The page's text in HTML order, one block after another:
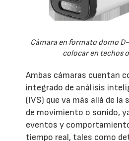
Cámara en formato domo
colocar en techos
Ambas cámaras cuentan
integrado de análisis
(IVS) que va más allá de la
de movimiento o sonido,
eventos y
tiempo real, tales como